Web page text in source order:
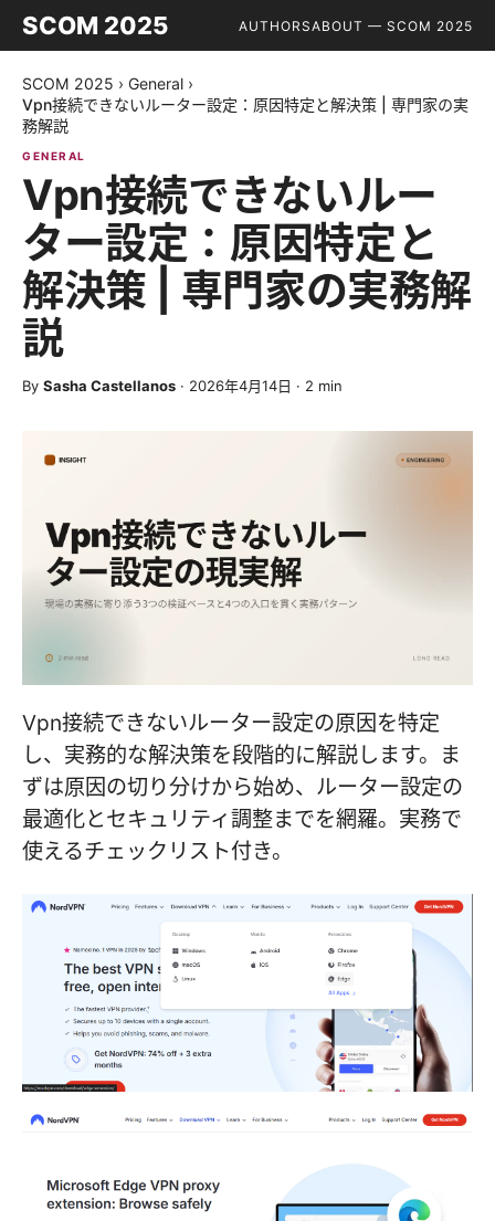
SCOM 2025 AUTHORSABOUT — SCOM 2025
SCOM 2025 › General ›
Vpn接続できないルーター設定：原因特定と解決策 | 専門家の実
務解説
GENERAL
Vpn接続できないルー
ター設定：原因特定と
解決策 | 専門家の実務解
説
By Sasha Castellanos · 2026年4月14日 · 2 min
Vpn接続できないルーター設定の原因を特定
し、実務的な解決策を段階的に解説します。ま
ずは原因の切り分けから始め、ルーター設定の
最適化とセキュリティ調整までを網羅。実務で
使えるチェックリスト付き。